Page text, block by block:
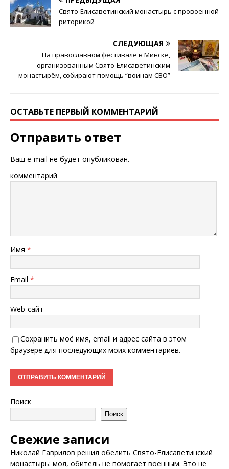
Свято-Елисаветинский монастырь с провоенной
риторикой
СЛЕДУЮЩАЯ
На православном фестивале в Минске,
организованным Свято-Елисаветинским
монастырём, собирают помощь “воинам СВО”
ОСТАВЬТЕ ПЕРВЫЙ КОММЕНТАРИЙ
Отправить ответ
Ваш e-mail не будет опубликован.
комментарий
Имя *
Email *
Web-сайт
Сохранить моё имя, email и адрес сайта в этом
браузере для последующих моих комментариев.
Поиск
Поиск
Свежие записи
Николай Гаврилов решил обелить Свято-Елисаветинский
монастырь: мол, обитель не помогает военным. Это не